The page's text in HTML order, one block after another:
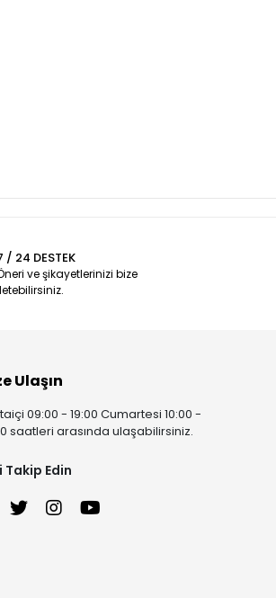
/ 24 DESTEK
ve şikayetlerinizi bize
Ulaşın
09:00 - 19:00 Cumartesi 10:00 -
saatleri arasında ulaşabilirsiniz.
Takip Edin